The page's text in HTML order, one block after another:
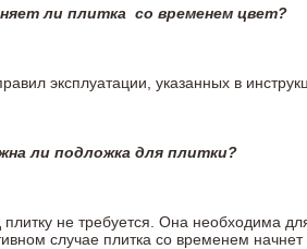
ли плитка со временем цвет?
эксплуатации, указанных в
ли подложка для плитки?
плитку не требуется. Она необходима
случае плитка со временем